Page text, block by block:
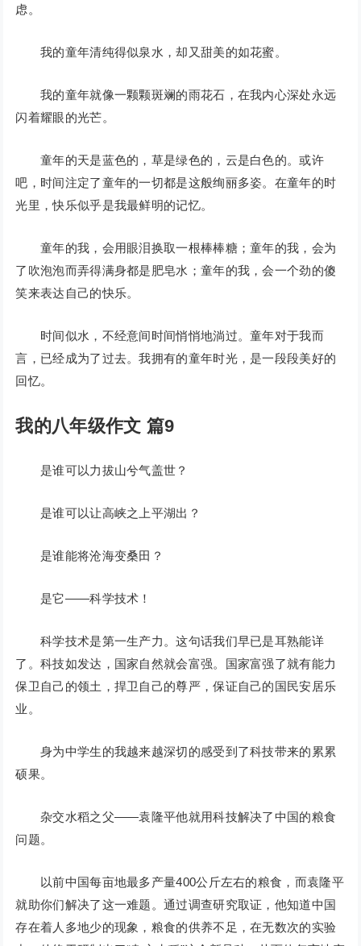
虑。
我的童年清纯得似泉水，却又甜美的如花蜜。
我的童年就像一颗颗斑斓的雨花石，在我内心深处永远
闪着耀眼的光芒。
童年的天是蓝色的，草是绿色的，云是白色的。或许
吧，时间注定了童年的一切都是这般绚丽多姿。在童年的时
光里，快乐似乎是我最鲜明的记忆。
童年的我，会用眼泪换取一根棒棒糖；童年的我，会为
了吹泡泡而弄得满身都是肥皂水；童年的我，会一个劲的傻
笑来表达自己的快乐。
时间似水，不经意间时间悄悄地淌过。童年对于我而
言，已经成为了过去。我拥有的童年时光，是一段段美好的
回忆。
我的八年级作文 篇9
是谁可以力拔山兮气盖世？
是谁可以让高峡之上平湖出？
是谁能将沧海变桑田？
是它——科学技术！
科学技术是第一生产力。这句话我们早已是耳熟能详
了。科技如发达，国家自然就会富强。国家富强了就有能力
保卫自己的领土，捍卫自己的尊严，保证自己的国民安居乐
业。
身为中学生的我越来越深切的感受到了科技带来的累累
硕果。
杂交水稻之父——袁隆平他就用科技解决了中国的粮食
问题。
以前中国每亩地最多产量400公斤左右的粮食，而袁隆平
就助你们解决了这一难题。通过调查研究取证，他知道中国
存在着人多地少的现象，粮食的供养不足，在无数次的实验